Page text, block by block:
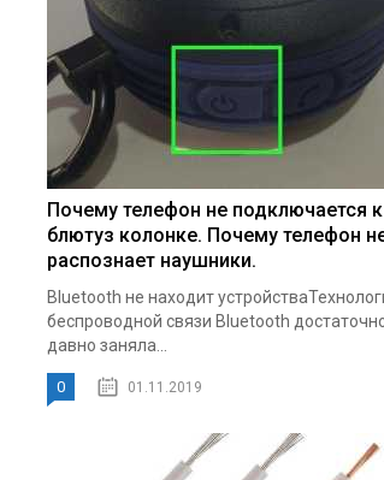
Почему телефон не подключается к
блютуз колонке. Почему телефон
распознает наушники.
Bluetooth не находит
беспроводной связи Bluetooth
давно заняла...
0 01.11.2019